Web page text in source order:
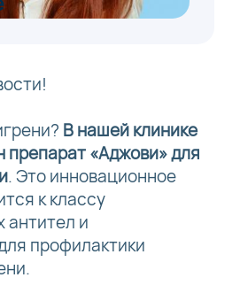
В нашей клинике
препарат «Аджови» для
. Это инновационное
к классу
антител и
профилактики